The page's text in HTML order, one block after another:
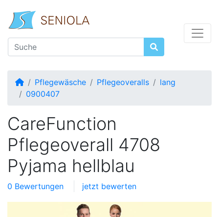
Startseite
Pflegewäsche Pflegeoveralls
lang
0900407
CareFunction
Pflegeoverall 4708
Pyjama hellblau
0 Bewertungen jetzt bewerten